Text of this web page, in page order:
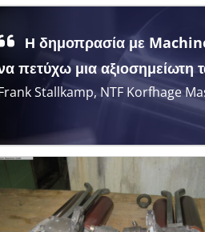
Η δημοπρασία με
πετύχω μια
Stallkamp, NTF Korfhage